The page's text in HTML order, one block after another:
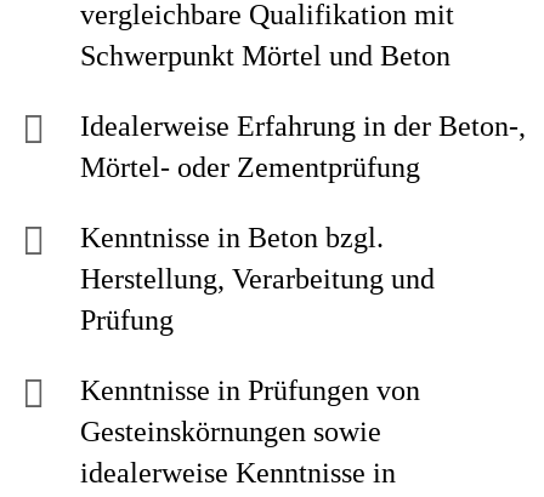
vergleichbare Qualifikation mit
Schwerpunkt Mörtel und Beton
Idealerweise Erfahrung in der Beton-,
Mörtel- oder Zementprüfung
Kenntnisse in Beton bzgl.
Herstellung, Verarbeitung und
Prüfung
Kenntnisse in Prüfungen von
Gesteinskörnungen sowie
idealerweise Kenntnisse in